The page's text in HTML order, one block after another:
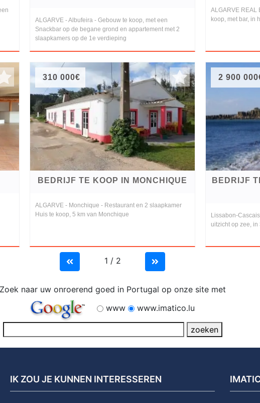
ALGARVE - Albufeira - Gebouw te koop, met een
Snackbar op de begane grond en appartement met 2
slaapkamers op de 1e verdieping
ALGARVE REAL
koop, met bar, in
310 000€
BEDRIJF TE KOOP IN MONCHIQUE
ALGARVE - Monchique - Restaurant en 2 slaapkamer
Huis te koop, 5 km van Monchique
2 900
BEDRIJF
Lissabon-
uitzicht op zee, in
1 / 2
Zoek naar uw onroerend goed in Portugal op onze site met
www
www.imatico.lu
IK ZOU JE KUNNEN INTERESSEREN